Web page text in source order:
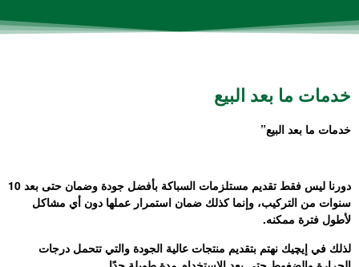
خدمات ما بعد البيع
خدمات ما بعد البيع”
دورنا ليس فقط تقديم مستلزمات السباكة بأفضل جودة وضمان حتى بعد 10
سنوات من التركيب، وإنما كذلك ضمان استمرار عملها دون أي مشاكل
لأطول فترة ممكنه.
لذلك في إيچيك نهتم بتقديم منتجات عالية الجودة والتي تتحمل درجات